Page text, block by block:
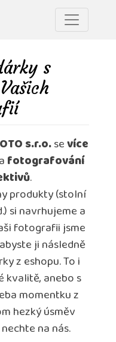
s
s.r.o.sevíce
fotografování
.
produkty (stolní
si navrhujeme a
fotografii jsme
ji následně
z eshopu. To i
anebo s
momentku z
hezký úsměv
na nás.